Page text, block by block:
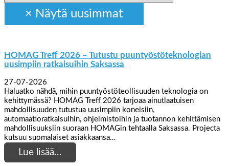
HOMAG Treff 2026 – Tutustu puuntyöstöteknologian
uusimpiin ratkaisuihin Saksassa
27-07-2026
Haluatko nähdä, mihin puuntyöstöteollisuuden teknologia on
kehittymässä? HOMAG Treff 2026 tarjoaa ainutlaatuisen
mahdollisuuden tutustua uusimpiin koneisiin,
automaatioratkaisuihin, ohjelmistoihin ja tuotannon kehittämisen
mahdollisuuksiin suoraan HOMAGin tehtaalla Saksassa. Projecta
kutsuu suomalaiset asiakkaansa…
Lue lisää…